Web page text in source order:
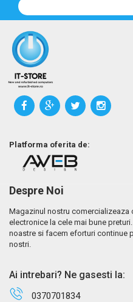
Platforma oferita de:
Despre Noi
Magazinul nostru comercializeaza
electronice la cele mai bune
noastre si facem eforturi continue
nostri.
Ai intrebari? Ne gasesti la:
0370701834